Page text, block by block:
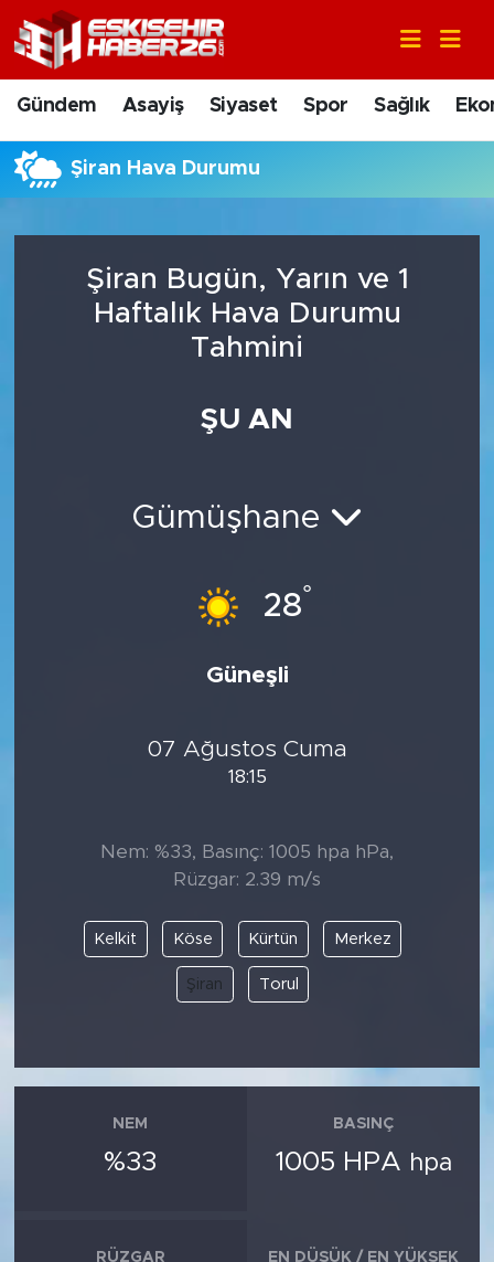
Gündem Asayiş Siyaset Spor Sağlık
Şiran Hava Durumu
Şiran Bugün, Yarın ve 1
Haftalık Hava Durumu
Tahmini
ŞU AN
Gümüşhane
28°
Güneşli
07 Ağustos Cuma
18:15
Nem: %33, Basınç: 1005 hpa hPa,
Rüzgar: 2.39 m/s
Kelkit Köse Kürtün Merkez
Şiran Torul
NEM
%33
BASINÇ
1005 HPA hpa
RÜZGAR EN DÜŞÜK / EN YÜKSEK
Gündem
Asayiş
Siyaset
Sağlık
Nöbetçi Eczaneler
Hava Durumu
Trafik Durumu
Tüm Manşetler